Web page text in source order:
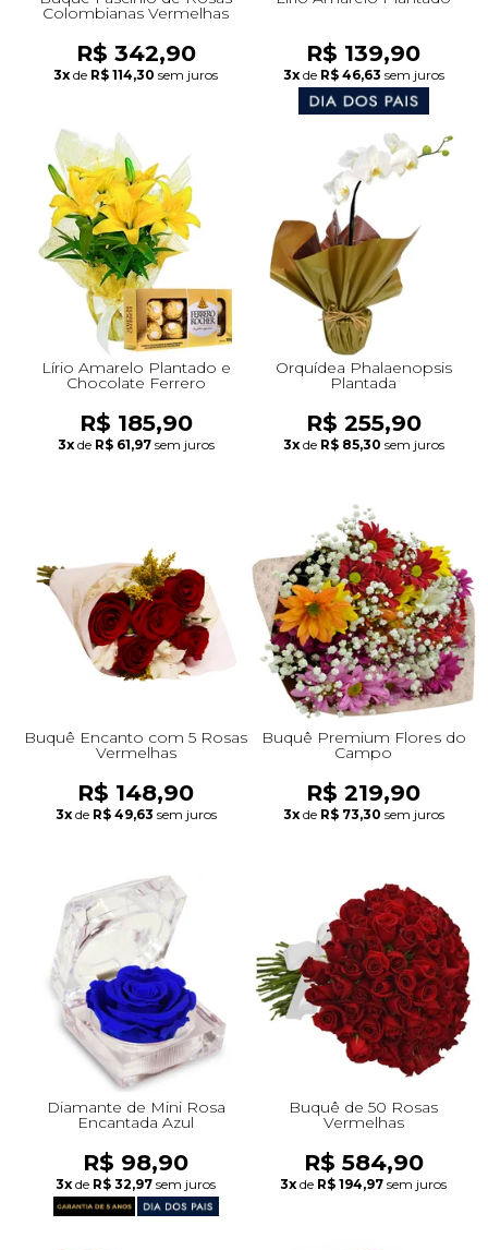
Colombianas Vermelhas
R$ 342,90
3x de R$ 114,30 sem juros
R$ 139,90
3x de R$ 46,63 sem juros
Lírio Amarelo Plantado e
Chocolate Ferrero
R$ 185,90
3x de R$ 61,97 sem juros
Orquídea Phalaenopsis
Plantada
R$ 255,90
3x de R$ 85,30 sem juros
Buquê Encanto com 5 Rosas
Vermelhas
R$ 148,90
3x de R$ 49,63 sem juros
Buquê Premium Flores do
Campo
R$ 219,90
3x de R$ 73,30 sem juros
Diamante de Mini Rosa
Encantada Azul
R$ 98,90
3x de R$ 32,97 sem juros
Buquê de 50 Rosas
Vermelhas
R$ 584,90
3x de R$ 194,97 sem juros